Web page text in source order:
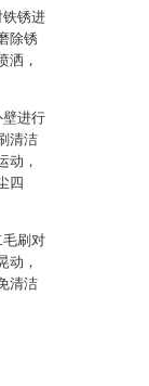
铁锈进
除锈
洒，
壁进行
清洁
动，
四
毛刷对
动，
清洁